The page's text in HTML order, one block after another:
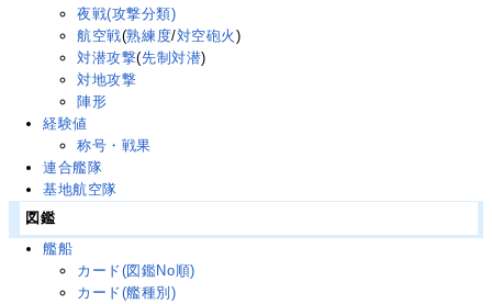
夜戦(攻撃分類)
航空戦(熟練度/対空砲火 )
対潜攻撃(先制対潜)
対地攻撃
陣形
経験値
称号・戦果
連合艦隊
基地航空隊
図鑑
艦船
カード(図鑑No順)
カード(艦種別)